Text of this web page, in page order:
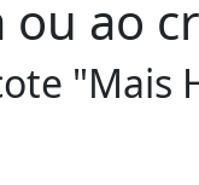
ao
"Mais